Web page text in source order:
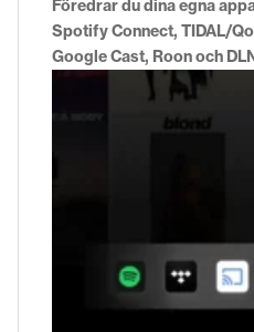
Föredrar du dina egna
Spotify Connect, TIDAL/
Google Cast, Roon och